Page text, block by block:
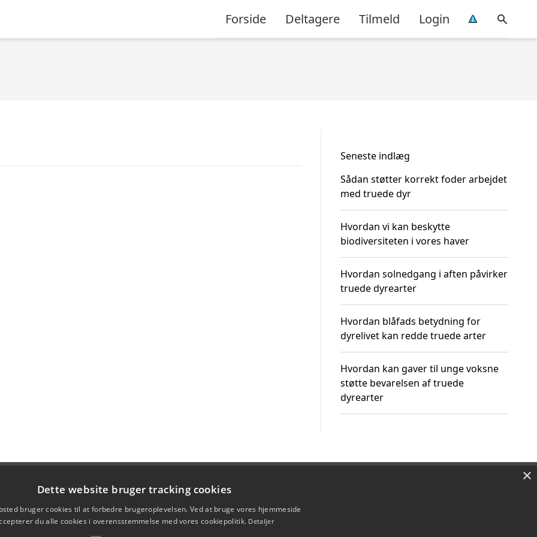
Forside Deltagere Tilmeld Login
Seneste indlæg
Sådan støtter korrekt foder arbejdet
med truede dyr
Hvordan vi kan beskytte
biodiversiteten i vores haver
Hvordan solnedgang i aften påvirker
truede dyrearter
Hvordan blåfads betydning for
dyrelivet kan redde truede arter
Hvordan kan gaver til unge voksne
støtte bevarelsen af truede
dyrearter
×
Dette website bruger tracking cookies
bruger cookies til at forbedre brugeroplevelsen. Ved at bruge vores hjemmeside
du alle cookies i overensstemmelse med vores cookiepolitik. Detaljer